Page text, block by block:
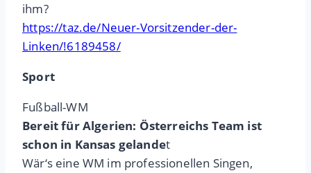
ihm?
https://taz.de/Neuer-Vorsitzender-der-
Linken/!6189458/
Sport
Fußball-WM
Bereit für Algerien: Österreichs Team ist
schon in Kansas gelandet
Wär‘s eine WM im professionellen Singen,